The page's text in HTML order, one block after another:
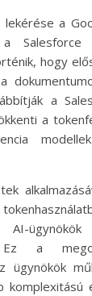
lekérése a
Salesforce
hogy
a
a
a
ügynökök